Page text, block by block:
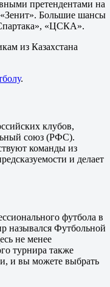
претендентами на
Большие шансы
«ЦСКА».
из Казахстана
.
клубов,
союз (РФС).
команды из
и делает
футбола в
назывался Футбольной
не менее
турнира также
и вы можете выбрать